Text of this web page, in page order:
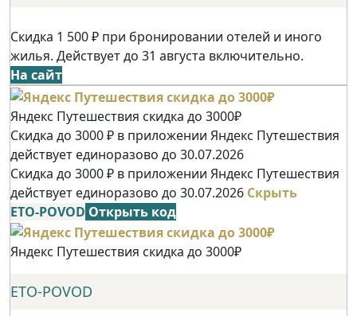
Скидка 1 500 ₽ при бронировании отелей и иного
жилья. Действует до 31 августа включительно.
На сайт
Яндекс Путешествия скидка до 3000₽
Скидка до 3000 ₽ в приложении Яндекс Путешествия
действует единоразово до 30.07.2026
Скидка до 3000 ₽ в приложении Яндекс Путешествия
действует единоразово до 30.07.2026 Скрыть
ETO-POVOD Открыть код
Яндекс Путешествия скидка до 3000₽
ETO-POVOD